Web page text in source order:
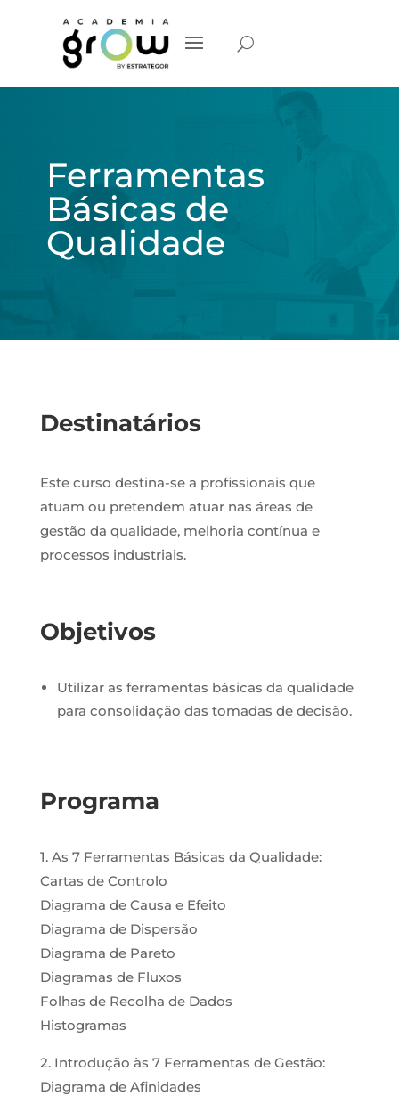
Ferramentas
Básicas de
Qualidade
Destinatários
Este curso destina-se a profissionais que
atuam ou pretendem atuar nas áreas de
gestão da qualidade, melhoria contínua e
processos industriais.
Objetivos
Utilizar as ferramentas básicas da qualidade
para consolidação das tomadas de decisão.
Programa
1. As 7 Ferramentas Básicas da Qualidade:
Cartas de Controlo
Diagrama de Causa e Efeito
Diagrama de Dispersão
Diagrama de Pareto
Diagramas de Fluxos
Folhas de Recolha de Dados
Histogramas
2. Introdução às 7 Ferramentas de Gestão:
Diagrama de Afinidades